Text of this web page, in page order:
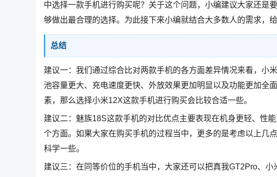
中选择一款手机进行购买呢？关于这个问题，小编建议大家还是
够做出最合理的选择。为此接下来小编就结合大多数人的需求，
总结
建议一：我们通过综合比对两款手机的各方面差异情况来看，小
池容量更大、充电速度更快、外放效果更加明显以及功能更加全
素，那么选择小米12X这款手机进行购买会比较合适一些。
建议二：魅族18S这款手机的对比优点主要表现在机身更轻、性
个方面。如果大家在购买手机的过程当中，更多的是考虑以上几
科学一些。
建议三：在同等价位的手机当中，大家还可以把真我GT2Pro、